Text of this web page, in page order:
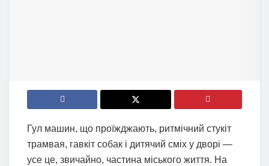
Гул машин, що проїжджають, ритмічний стукіт
трамвая, гавкіт собак і дитячий сміх у дворі —
усе це, звичайно, частина міського життя. На